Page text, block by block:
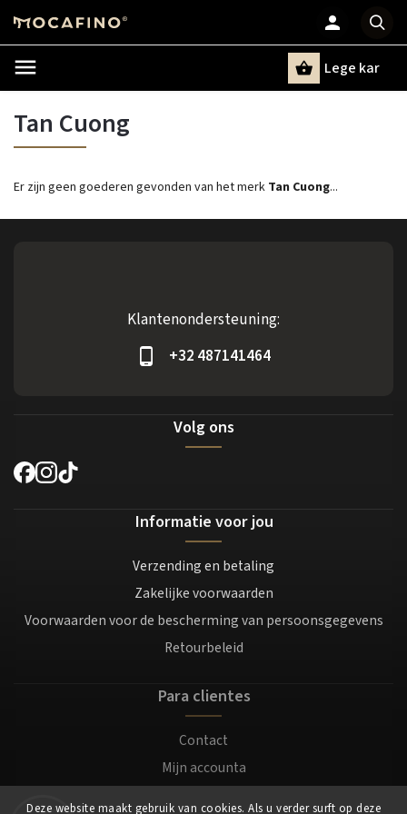
Deze website maakt gebruik van cookies. Als u verder surft op deze
Lege kar
Tan Cuong
Er zijn geen goederen gevonden van het merk Tan Cuong...
Klantenondersteuning:
+32 487141464
Volg ons
Informatie voor jou
Verzending en betaling
Zakelijke voorwaarden
Voorwaarden voor de bescherming van persoonsgegevens
Retourbeleid
Para clientes
Contact
Mijn accounta